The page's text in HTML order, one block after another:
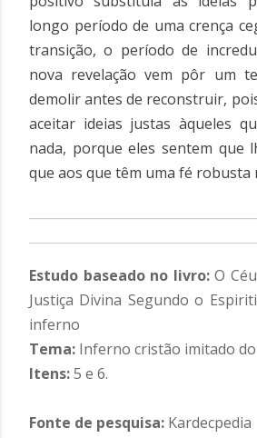
longo período de uma crença
transição, o período de
nova revelação vem pôr um
demolir antes de reconstruir,
aceitar ideias justas àqueles
nada, porque eles sentem que
que aos que têm uma fé robusta
Estudo baseado no livro:O
Justiça Divina Segundo o
inferno
Tema: Inferno cristão imitado
Itens:5 e 6.
Fonte de pesquisa: Kardecpedia